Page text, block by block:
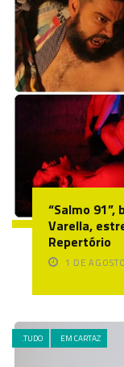
“Salmo
Varella,
Repertório
1 DE
.TUDO EM CARTAZ